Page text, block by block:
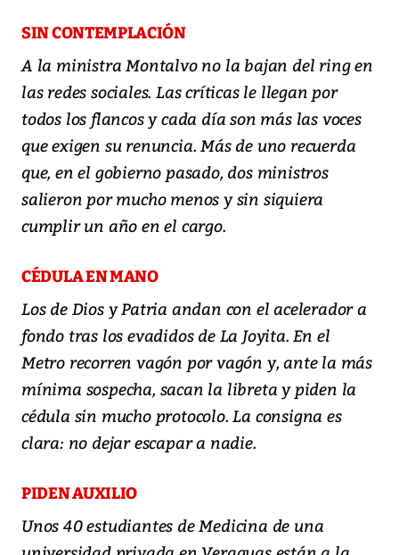
SIN CONTEMPLACIÓN
A la ministra Montalvo no la bajan del ring en
las redes sociales. Las críticas le llegan por
todos los flancos y cada día son más las voces
que exigen su renuncia. Más de uno recuerda
que, en el gobierno pasado, dos ministros
salieron por mucho menos y sin siquiera
cumplir un año en el cargo.
CÉDULA EN MANO
Los de Dios y Patria andan con el acelerador a
fondo tras los evadidos de La Joyita. En el
Metro recorren vagón por vagón y, ante la más
mínima sospecha, sacan la libreta y piden la
cédula sin mucho protocolo. La consigna es
clara: no dejar escapar a nadie.
PIDEN AUXILIO
Unos 40 estudiantes de Medicina de una